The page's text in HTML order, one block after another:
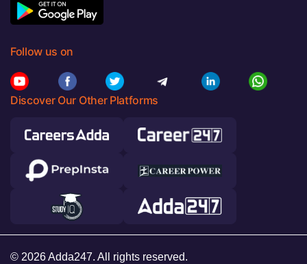
Follow us on
Discover Our Other Platforms
© 2026 Adda247. All rights reserved.